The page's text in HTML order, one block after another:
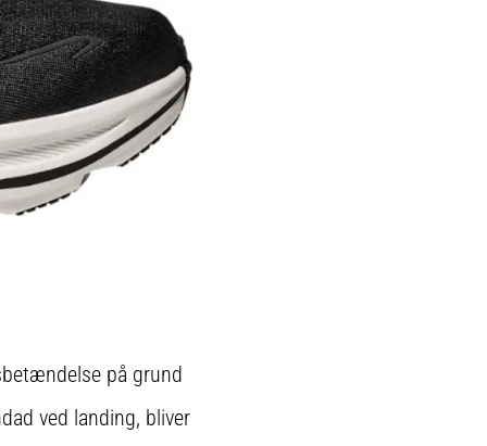
på grund
ved landing, bliver